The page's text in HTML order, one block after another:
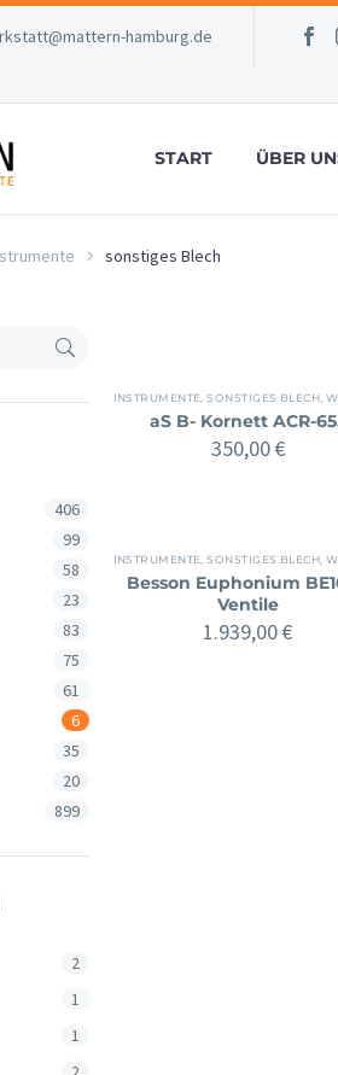
hamburg.de
START ÜBER
sonstiges Blech
406
99
58
23
83
75
61
6
35
20
899
2
1
1
INSTRUMENTE ,SONSTIGES BLECH ,
aS B- Kornett ACR-
350,00€
INSTRUMENTE ,SONSTIGES BLECH ,
Besson Euphonium
Ventile
1.939,00€